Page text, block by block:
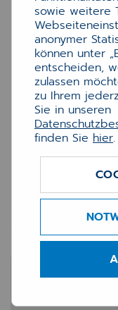
Switch
24x10/
sowie weitere
anonymer
können unter
entscheiden,
zulassen
zu Ihrem
Sie in unseren
finden Sie hier.